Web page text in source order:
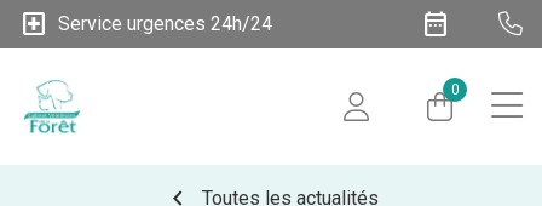
local_hospital Service urgences 24h/24 date_range
0
chevron_left Toutes les actualités